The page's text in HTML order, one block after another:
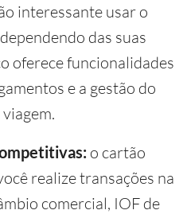
interessante usar o
das suas
oferece funcionalidades
e a gestão do
o cartão
realize transações na
comercial, IOF de